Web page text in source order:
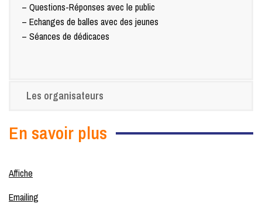
– Questions-Réponses avec le public
– Echanges de balles avec des jeunes
– Séances de dédicaces
Les organisateurs
En savoir plus
Affiche
Emailing